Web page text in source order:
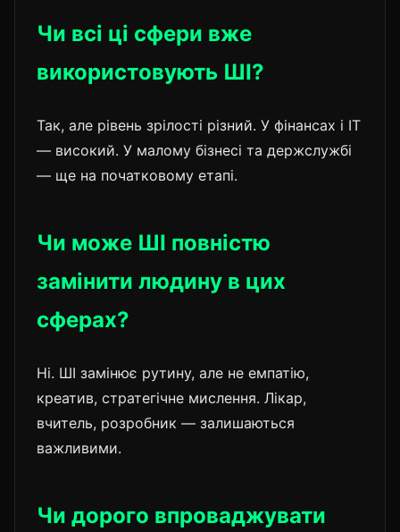
Чи всі ці сфери вже
використовують ШІ?
Так, але рівень зрілості різний. У фінансах і IT
— високий. У малому бізнесі та держслужбі
— ще на початковому етапі.
Чи може ШІ повністю
замінити людину в цих
сферах?
Ні. ШІ замінює рутину, але не емпатію,
креатив, стратегічне мислення. Лікар,
вчитель, розробник — залишаються
важливими.
Чи дорого впроваджувати